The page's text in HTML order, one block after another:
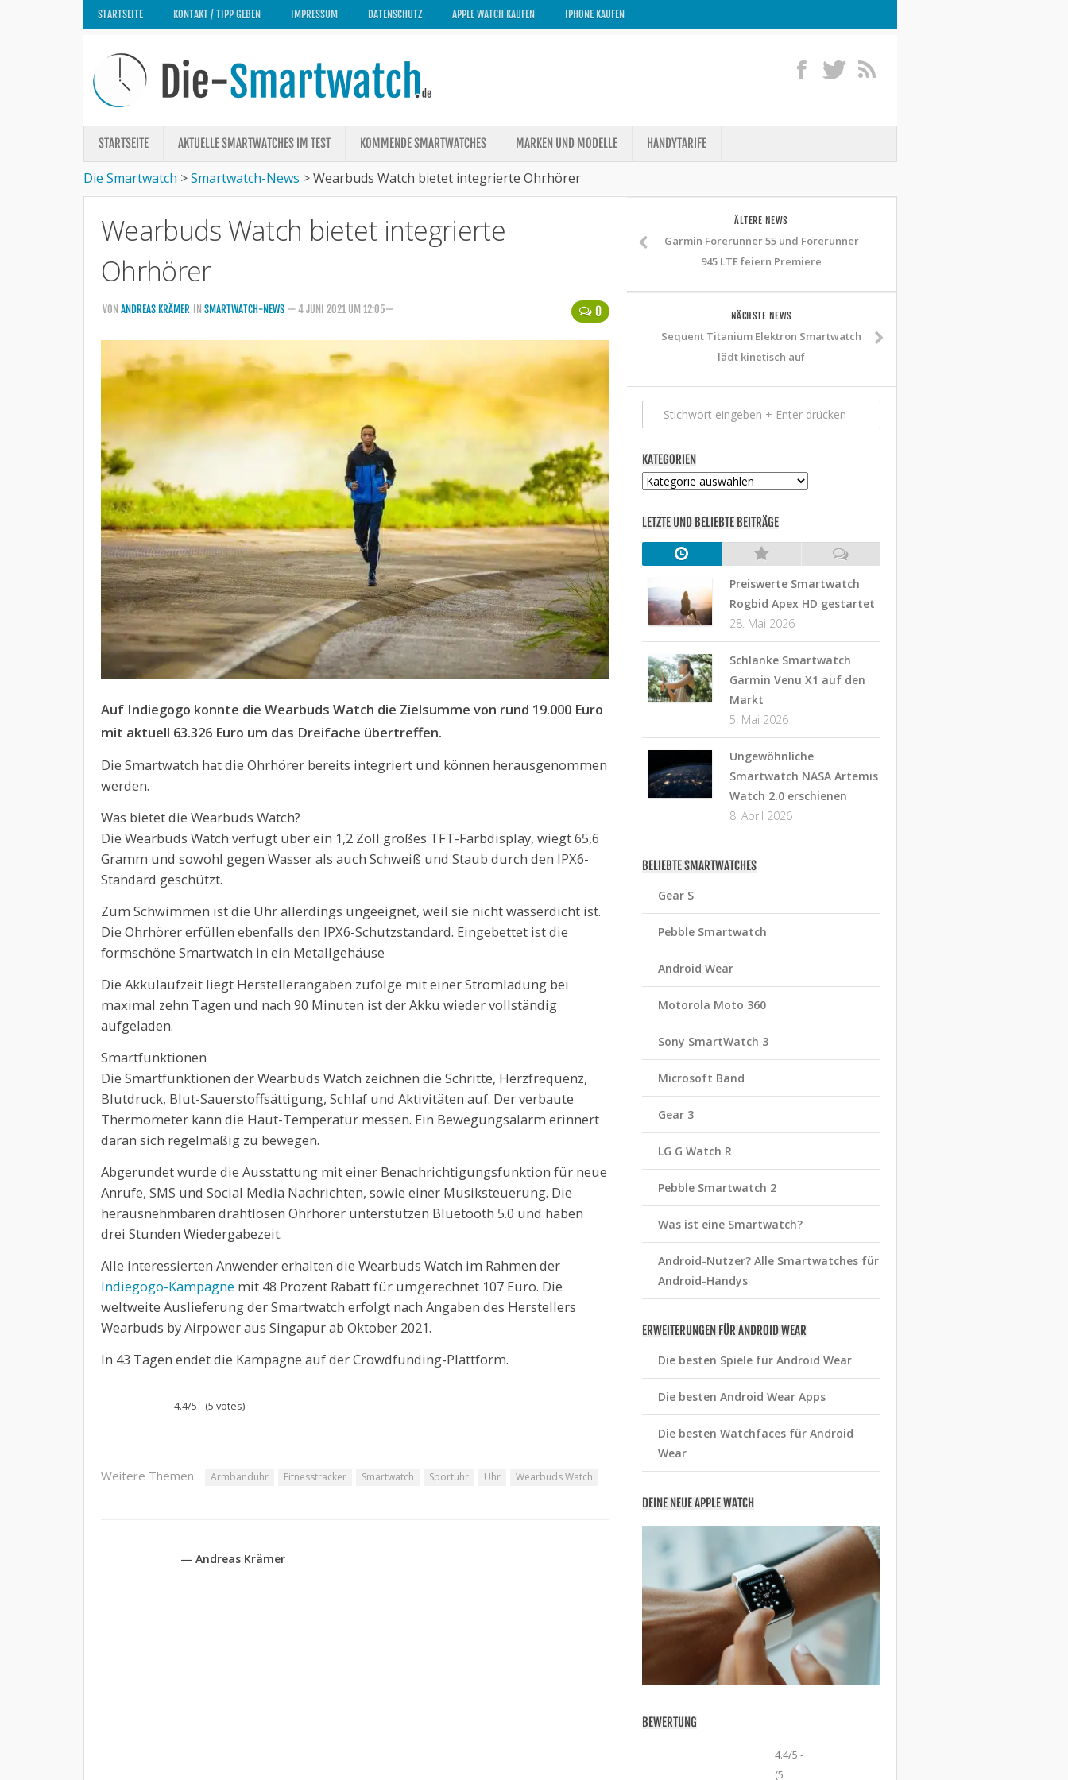
STARTSEITE KONTAKT / TIPP GEBEN IMPRESSUM DATENSCHUTZ APPLE WATCH KAUFEN IPHONE KAUFEN
STARTSEITE AKTUELLE SMARTWATCHES IM TEST KOMMENDE SMARTWATCHES MARKEN UND MODELLE HANDYTARIFE
Die Smartwatch >Smartwatch-News >Wearbuds Watch bietet integrierte Ohrhörer
Wearbuds Watch bietet integrierte
Ohrhörer
0
VON ANDREAS KRÄMER IN SMARTWATCH-NEWS — 4 JUNI 2021 UM 12:05—
Auf Indiegogo konnte die Wearbuds Watch die Zielsumme von rund 19.000 Euro
mit aktuell 63.326 Euro um das Dreifache übertreffen.
Die Smartwatch hat die Ohrhörer bereits integriert und können herausgenommen
werden.
Was bietet die Wearbuds Watch?
Die Wearbuds Watch verfügt über ein 1,2 Zoll großes TFT-Farbdisplay, wiegt 65,6
Gramm und sowohl gegen Wasser als auch Schweiß und Staub durch den IPX6-
Standard geschützt.
Zum Schwimmen ist die Uhr allerdings ungeeignet, weil sie nicht wasserdicht ist.
Die Ohrhörer erfüllen ebenfalls den IPX6-Schutzstandard. Eingebettet ist die
formschöne Smartwatch in ein Metallgehäuse
Die Akkulaufzeit liegt Herstellerangaben zufolge mit einer Stromladung bei
maximal zehn Tagen und nach 90 Minuten ist der Akku wieder vollständig
aufgeladen.
Smartfunktionen
Die Smartfunktionen der Wearbuds Watch zeichnen die Schritte, Herzfrequenz,
Blutdruck, Blut-Sauerstoffsättigung, Schlaf und Aktivitäten auf. Der verbaute
Thermometer kann die Haut-Temperatur messen. Ein Bewegungsalarm erinnert
daran sich regelmäßig zu bewegen.
Abgerundet wurde die Ausstattung mit einer Benachrichtigungsfunktion für neue
Anrufe, SMS und Social Media Nachrichten, sowie einer Musiksteuerung. Die
herausnehmbaren drahtlosen Ohrhörer unterstützen Bluetooth 5.0 und haben
drei Stunden Wiedergabezeit.
Alle interessierten Anwender erhalten die Wearbuds Watch im Rahmen der
Indiegogo-Kampagne mit 48 Prozent Rabatt für umgerechnet 107 Euro. Die
weltweite Auslieferung der Smartwatch erfolgt nach Angaben des Herstellers
Wearbuds by Airpower aus Singapur ab Oktober 2021.
In 43 Tagen endet die Kampagne auf der Crowdfunding-Plattform.
4.4/5 - (5 votes)
Weitere Themen: Armbanduhr Fitnesstracker Smartwatch Sportuhr Uhr Wearbuds Watch
— Andreas Krämer
ÄLTERE NEWS
Garmin Forerunner 55 und Forerunner
945 LTE feiern Premiere
NÄCHSTE NEWS
Sequent Titanium Elektron Smartwatch
lädt kinetisch auf
KATEGORIEN
Kategorien
LETZTE UND BELIEBTE BEITRÄGE
Preiswerte Smartwatch
Rogbid Apex HD gestartet
28. Mai 2026
Schlanke Smartwatch
Garmin Venu X1 auf den
Markt
5. Mai 2026
Ungewöhnliche
Smartwatch NASA Artemis
Watch 2.0 erschienen
8. April 2026
BELIEBTE SMARTWATCHES
Gear S
Pebble Smartwatch
Android Wear
Motorola Moto 360
Sony SmartWatch 3
Microsoft Band
Gear 3
LG G Watch R
Pebble Smartwatch 2
Was ist eine Smartwatch?
Android-Nutzer? Alle Smartwatches für
Android-Handys
ERWEITERUNGEN FÜR ANDROID WEAR
Die besten Spiele für Android Wear
Die besten Android Wear Apps
Die besten Watchfaces für Android
Wear
DEINE NEUE APPLE WATCH
BEWERTUNG
4.4/5 -
(5